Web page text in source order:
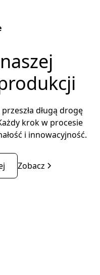
długą drogę
krok w procesie
i innowacyjność.
Zobacz